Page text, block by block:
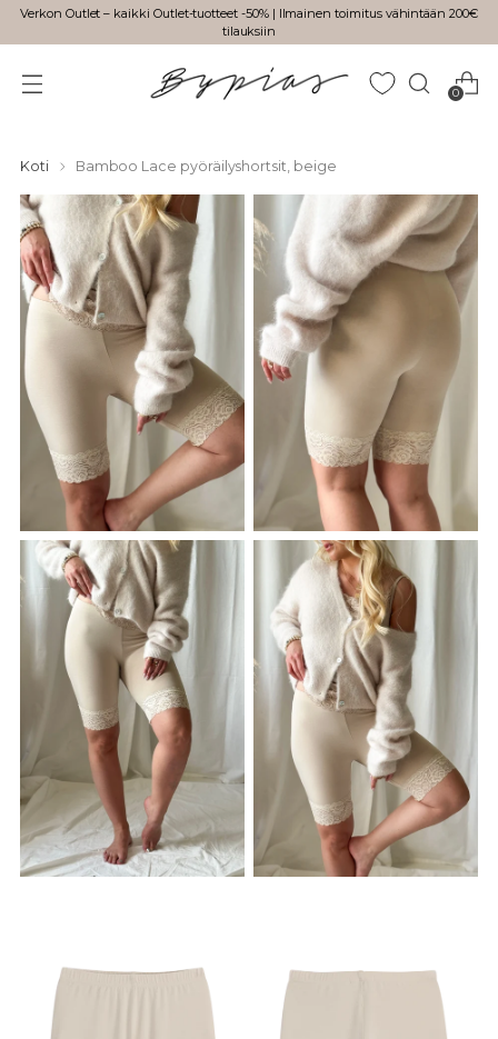
Verkon Outlet – kaikki Outlet-tuotteet -50% | Ilmainen toimitus vähintään 200€
tilauksiin
0
Koti Bamboo Lace pyöräilyshortsit, beige